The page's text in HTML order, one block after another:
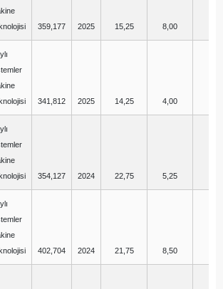
359,177 2025 15,25 8,00
341,812 2025 14,25 4,00
354,127 2024 22,75 5,25
402,704 2024 21,75 8,50